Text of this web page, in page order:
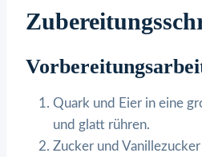
Quark und Eier in eine
und glatt rühren.
Zucker und